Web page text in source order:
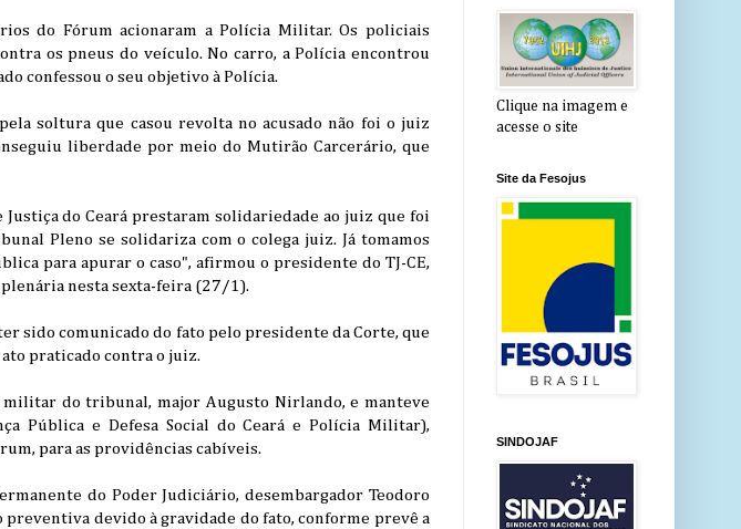
do Fórum acionaram a Polícia Militar. Os policiais
os pneus do veículo. No carro, a Polícia encontrou
confessou o seu objetivo à Polícia.
soltura que casou revolta no acusado não foi o juiz
liberdade por meio do Mutirão Carcerário, que
do Ceará prestaram solidariedade ao juiz que foi
Pleno se solidariza com o colega juiz. Já tomamos
para apurar o caso", afirmou o presidente do TJ-CE,
plenária nesta sexta-feira (27/1).
sido comunicado do fato pelo presidente da Corte, que
praticado contra o juiz.
do tribunal, major Augusto Nirlando, e manteve
Pública e Defesa Social do Ceará e Polícia Militar),
para as providências cabíveis.
do Poder Judiciário, desembargador Teodoro
devido à gravidade do fato, conforme prevê a
Clique na imagem e
acesse o site
Site da Fesojus
SINDOJAF